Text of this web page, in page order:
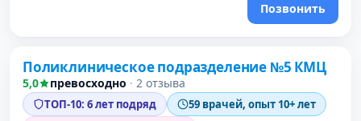
Позвонить
2 место в рейтинге
Поликлиническое подразделение №5 КМЦ
5,0 превосходно · 2 отзыва
ТОП-10: 6 лет подряд
59 врачей, опыт 10+ лет